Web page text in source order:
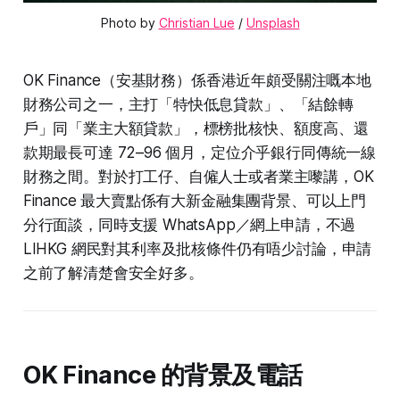
Photo by Christian Lue / Unsplash
OK Finance（安基財務）係香港近年頗受關注嘅本地
財務公司之一，主打「特快低息貸款」、「結餘轉
戶」同「業主大額貸款」，標榜批核快、額度高、還
款期最長可達 72–96 個月，定位介乎銀行同傳統一線
財務之間。對於打工仔、自僱人士或者業主嚟講，OK
Finance 最大賣點係有大新金融集團背景、可以上門
分行面談，同時支援 WhatsApp／網上申請，不過
LIHKG 網民對其利率及批核條件仍有唔少討論，申請
之前了解清楚會安全好多。
OK Finance 的背景及電話